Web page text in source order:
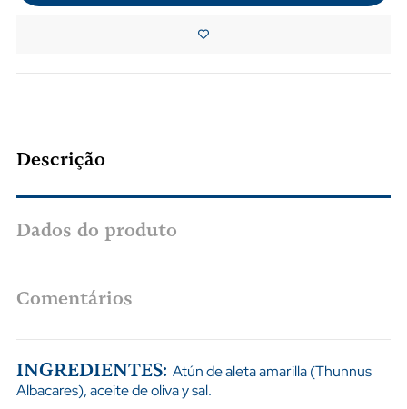
Descrição
Dados do produto
Comentários
INGREDIENTES: Atún de aleta amarilla (Thunnus
Albacares), aceite de oliva y sal.